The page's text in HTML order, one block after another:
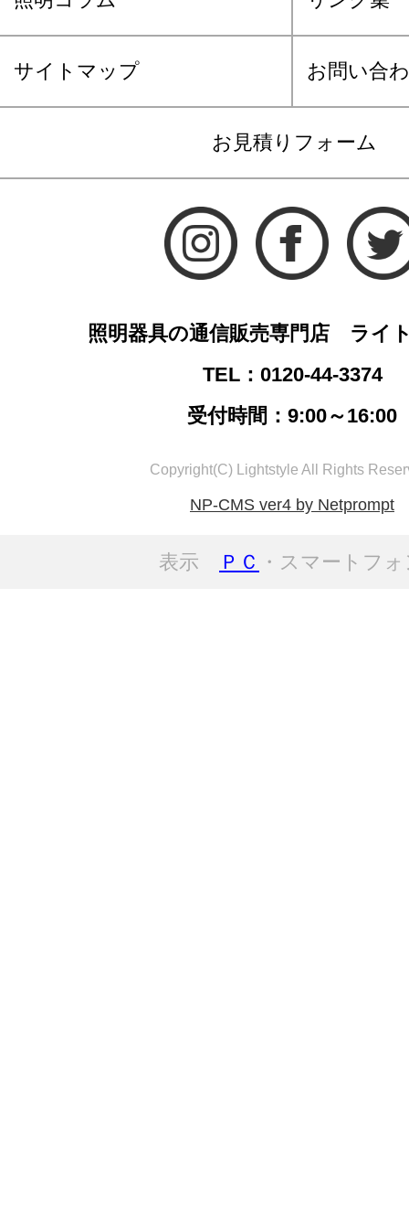
サイトマップ お問い合
お見積りフォーム
照明器具の通信販売専門店 ライ
TEL：0120-44-3374
受付時間：9:00～16:00
Copyright(C) Lightstyle All Rights
NP-CMS ver4 by Netprompt
表示 ＰＣ ・スマートフ